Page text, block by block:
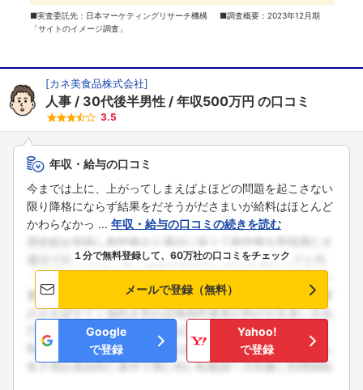
■実査委託先：日本マーケティングリサーチ機構 ■調査概要：2023年12月期
「サイトのイメージ調査」
[カネ美食品株式会社]
人事 30代後半男性 年収500万円 の口コミ
3.5
年収・給与の口コミ
今までは上に、上がってしまえばよほどの問題を起こさない
限り降格にならず結果をだそうがださまいが給料はほとんど
かわらなかっ ... 年収・給与の口コミの続きを読む
１分で無料登録して、60万社の口コミをチェック
メールで登録（無料）
Google
で登録
Yahoo!
で登録